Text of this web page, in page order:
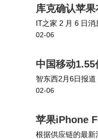
席执行官年度
跳槽涨幅为
域外部招聘薪
元。
与适应能力的
库克确认苹
IT之家 2 月 6 日
蒂姆 · 库克（Tim
02-06
中国移动
智东西2月6日报
55亿元中标，采
02-06
苹果iPhone
根据供应链的最新